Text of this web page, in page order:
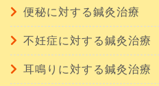
便秘に対する鍼灸治療
不妊症に対する鍼灸治療
耳鳴りに対する鍼灸治療